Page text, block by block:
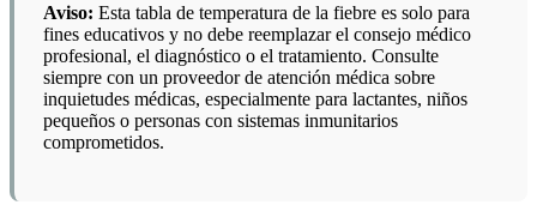
Aviso: Esta tabla de temperatura de la fiebre es solo para
fines educativos y no debe reemplazar el consejo médico
profesional, el diagnóstico o el tratamiento. Consulte
siempre con un proveedor de atención médica sobre
inquietudes médicas, especialmente para lactantes, niños
pequeños o personas con sistemas inmunitarios
comprometidos.